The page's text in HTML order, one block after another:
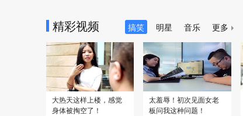
精彩视频 搞笑 明星 音乐 更多
大热天这样上楼，感觉
身体被掏空了！
太羞辱！初次见面女老
板问我这种问题！